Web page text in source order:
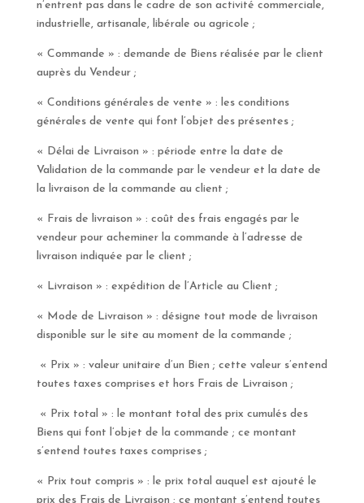
n’entrent pas dans le cadre de son activité commerciale,
industrielle, artisanale, libérale ou agricole ;
« Commande » : demande de Biens réalisée par le client
auprès du Vendeur ;
« Conditions générales de vente » : les conditions
générales de vente qui font l’objet des présentes ;
« Délai de Livraison » : période entre la date de
Validation de la commande par le vendeur et la date de
la livraison de la commande au client ;
« Frais de livraison » : coût des frais engagés par le
vendeur pour acheminer la commande à l’adresse de
livraison indiquée par le client ;
« Livraison » : expédition de l’Article au Client ;
« Mode de Livraison » : désigne tout mode de livraison
disponible sur le site au moment de la commande ;
« Prix » : valeur unitaire d’un Bien ; cette valeur s’entend
toutes taxes comprises et hors Frais de Livraison ;
« Prix total » : le montant total des prix cumulés des
Biens qui font l’objet de la commande ; ce montant
s’entend toutes taxes comprises ;
« Prix tout compris » : le prix total auquel est ajouté le
prix des Frais de Livraison ; ce montant s’entend toutes